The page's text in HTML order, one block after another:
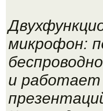
микрофон:
и работает